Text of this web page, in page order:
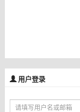
用户登录